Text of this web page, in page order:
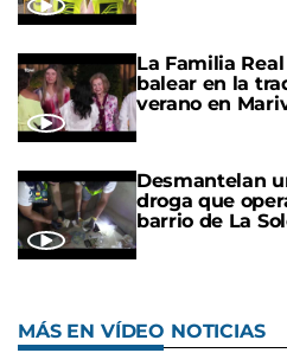
La Familia
balear en la
verano en
Desmantelan
droga que
barrio de La
MÁS EN VÍDEO NOTICIAS